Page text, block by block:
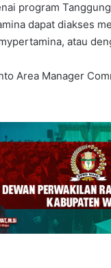
program
dapat diakses
atau
Area Manager